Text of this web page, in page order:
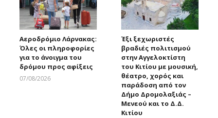
Αεροδρόμιο Λάρνακας:
Όλες οι πληροφορίες
για το άνοιγμα του
δρόμου προς αφίξεις
07/08/2026
Έξι ξεχωριστές
βραδιές πολιτισμού
στην Αγγελοκτίστη
του Κιτίου με μουσική,
θέατρο, χορός και
παράδοση από τον
Δήμο Δρομολαξιάς –
Μενεού και το Δ.Δ.
Κιτίου